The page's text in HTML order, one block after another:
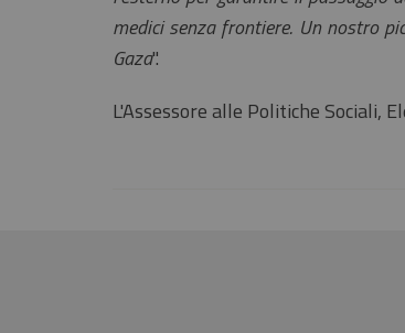
medici senza frontiere. Un nostro
Gaza".
L'Assessore alle Politiche Sociali,